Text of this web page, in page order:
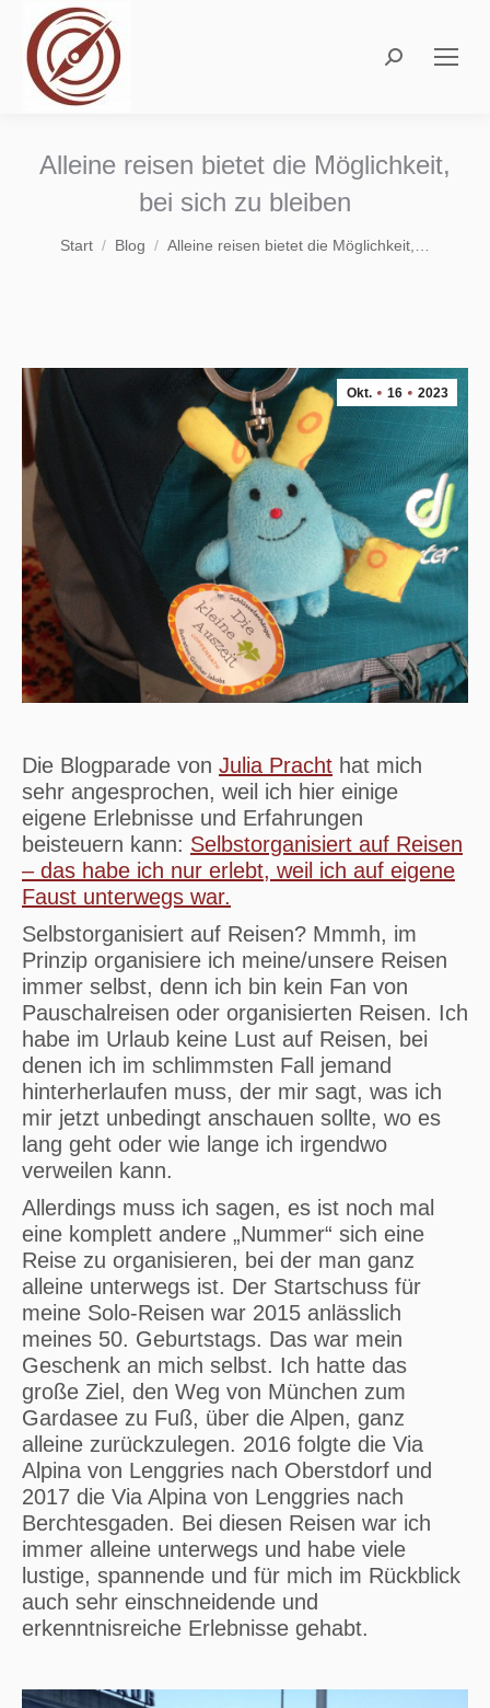
Search:
Alleine reisen bietet die Möglichkeit,
bei sich zu bleiben
Sie befinden sich hier:
Start Blog Alleine reisen bietet die Möglichkeit,…
Okt. 16 2023
Die Blogparade von Julia Pracht hat mich
sehr angesprochen, weil ich hier einige
eigene Erlebnisse und Erfahrungen
beisteuern kann: Selbstorganisiert auf Reisen
– das habe ich nur erlebt, weil ich auf eigene
Faust unterwegs war.
Selbstorganisiert auf Reisen? Mmmh, im
Prinzip organisiere ich meine/unsere Reisen
immer selbst, denn ich bin kein Fan von
Pauschalreisen oder organisierten Reisen. Ich
habe im Urlaub keine Lust auf Reisen, bei
denen ich im schlimmsten Fall jemand
hinterherlaufen muss, der mir sagt, was ich
mir jetzt unbedingt anschauen sollte, wo es
lang geht oder wie lange ich irgendwo
verweilen kann.
Allerdings muss ich sagen, es ist noch mal
eine komplett andere „Nummer“ sich eine
Reise zu organisieren, bei der man ganz
alleine unterwegs ist. Der Startschuss für
meine Solo-Reisen war 2015 anlässlich
meines 50. Geburtstags. Das war mein
Geschenk an mich selbst. Ich hatte das
große Ziel, den Weg von München zum
Gardasee zu Fuß, über die Alpen, ganz
alleine zurückzulegen. 2016 folgte die Via
Alpina von Lenggries nach Oberstdorf und
2017 die Via Alpina von Lenggries nach
Berchtesgaden. Bei diesen Reisen war ich
immer alleine unterwegs und habe viele
lustige, spannende und für mich im Rückblick
auch sehr einschneidende und
erkenntnisreiche Erlebnisse gehabt.